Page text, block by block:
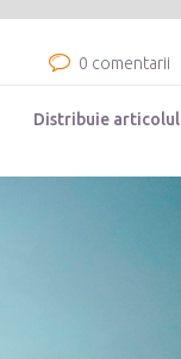
0 comentarii
Distribuie articolul